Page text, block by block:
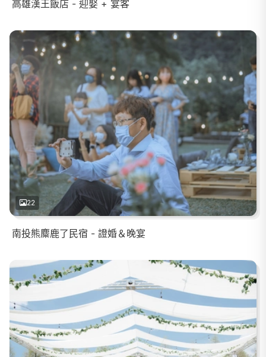
高雄漢王飯店 - 迎娶 + 宴客
22
南投熊麋鹿了民宿 - 證婚＆晚宴